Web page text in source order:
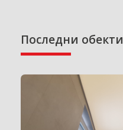
Последни обекти